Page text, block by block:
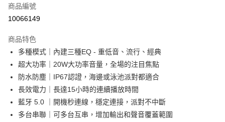
商品編號
10066149
商品特色
多種模式｜內建三種EQ - 重低音、流行、經典
超大功率｜20W大功率音量，全場的注目焦點
防水防塵｜IP67認證，海邊或泳池派對都適合
長效電力｜長達15小時的連續播放時間
藍牙 5.0 ｜開機秒連線，穩定連接，派對不中斷
多台串聯｜可多台互串，增加輸出和聲音覆蓋範圍